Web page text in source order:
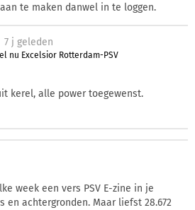
te maken danwel in te loggen.
7 j geleden
nu Excelsior Rotterdam-PSV
kerel, alle power toegewenst.
week een vers PSV E-zine in je
en achtergronden. Maar liefst 28.672